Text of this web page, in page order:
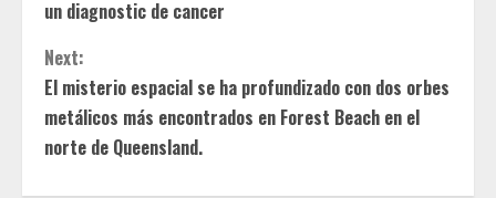
n
t
i
n
un diagnostic de cancer
Next:
El misterio espacial se ha profundizado con dos orbes
metálicos más encontrados en Forest Beach en el
norte de Queensland.